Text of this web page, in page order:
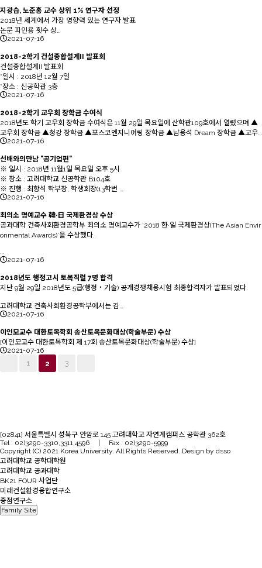
지광습, 노준홍 교수 상위 1% 연구자 선정
2018년 세계에서 가장 영향력 있는 연구자 발표
논문 피인용 횟수 상…
2021-07-16
2018-2학기 건설종합설계II 발표회
건설종합설계II 발표회
*일시 : 2018년 12월 7일
*장소 : 신공학관 3층
2021-07-16
2018-2학기 교우회 장학금 수여식
2018년도 학기 교우회 장학금 수여식은 11월 29일 목요일에 산학관109호에서 열렸으며 ▲
교우회 장학금 ▲청강 장학금 ▲포스코엔지니어링 장학금 ▲남용석 Dream 장학금 ▲교우…
2021-07-16
선배와의만남 "공기업편"
※ 일시 : 2018년 11월1일 목요일 오후 5시
※ 장소 : 고려대학교 신공학관 B104호
※ 진행 : 최항석 학부장, 학생회장(13학번 …
2021-07-16
최의소 명예교수 韓·日 국제환경상 수상
공과대학 건축사회환경공학부 최의소 명예교수가 ‘2018 한·일 국제환경상(The Asian Envir
onmental Awards)’을 수상했다.
…
2021-07-16
2018년도 행정고시 토목직렬 7명 합격
지난 9월 29일 2018년도 5급(행정‧기술) 공개경쟁채용시험 최종합격자가 발표되었다.
고려대학교 건축사회환경공학부에서는 김…
2021-07-16
이인모교수 대한토목학회 송산토목문화대상(학술부문) 수상
[이인모교수 대한토목학회 제 17회 송산토목문화대상(학술부문) 수상]
2021-07-16
1 2 3
[02841] 서울특별시 성북구 안암로 145 고려대학교 자연계캠퍼스 공학관 362호
Tel : 02)3290-3310,3311,4596 | Fax : 02)3290-5999
Copyright (C) 2021 Korea University. All Rights Reserved. Design by dsso
고려대학교 공학대학원
고려대학교 공과대학
BK21 FOUR 사업단
미래건설환경융합연구소
중점연구소
Family Site